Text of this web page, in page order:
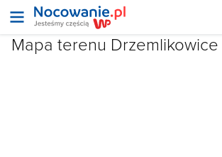
Mapa terenu Drzemlikowice